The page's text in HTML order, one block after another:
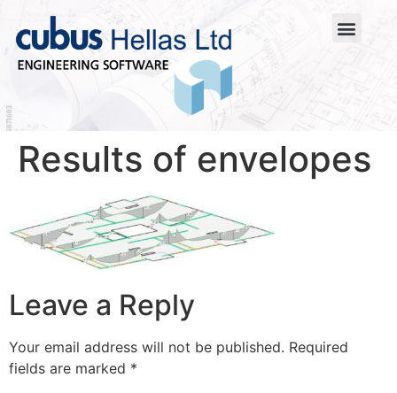
Results of envelopes
Leave a Reply
Your email address will not be published. Required
fields are marked *